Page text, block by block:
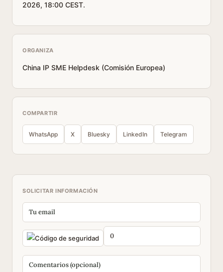
2026, 18:00 CEST.
ORGANIZA
China IP SME Helpdesk (Comisión Europea)
COMPARTIR
WhatsApp X Bluesky LinkedIn Telegram
SOLICITAR INFORMACIÓN